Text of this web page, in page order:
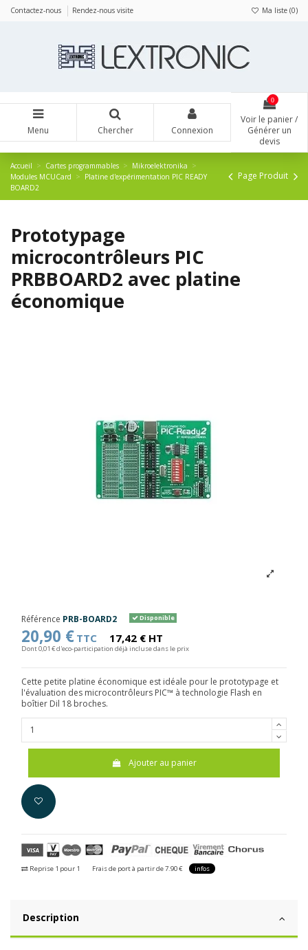
Contactez-nous Rendez-nous visite Ma liste (0)
Menu Chercher Connexion
0
Voir le panier /
Générer un
devis
Accueil Cartes programmables
Mikroelektronika
Modules MCUCard
Platine d'expérimentation PIC READY
BOARD2
Page Produit
Prototypage
microcontrôleurs PIC
PRBBOARD2 avec platine
économique
Référence PRB-BOARD2 Disponible
20,90 € TTC 17,42 € HT
Dont 0,01 € d'eco-participation déjà incluse dans le prix
Cette petite platine économique est idéale pour le prototypage et
l'évaluation des microcontrôleurs PIC™ à technologie Flash en
boîtier Dil 18 broches.
Ajouter au panier
Reprise 1 pour 1 Frais de port à partir de 7.90 € infos
Description